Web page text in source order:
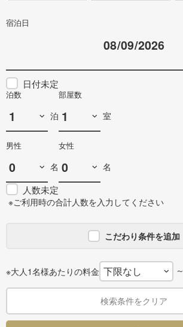
宿泊日
日付未定
泊数
泊
部屋数
室
男性
名
女性
名
人数未定
※ご利用時の合計人数を入力してください
こだわり条件を追加
※大人1名様あたりの料金 ～
検索条件をクリア